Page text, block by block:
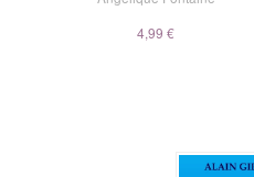
4,99 €